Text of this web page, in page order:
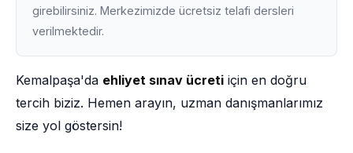
girebilirsiniz. Merkezimizde ücretsiz telafi dersleri
verilmektedir.
Kemalpaşa'da ehliyet sınav ücreti için en doğru
tercih biziz. Hemen arayın, uzman danışmanlarımız
size yol göstersin!